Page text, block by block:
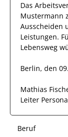
Das
Mustermann
Ausscheiden
Leistungen.
Lebensweg
Berlin, den
Mathias
Leiter
Beruf